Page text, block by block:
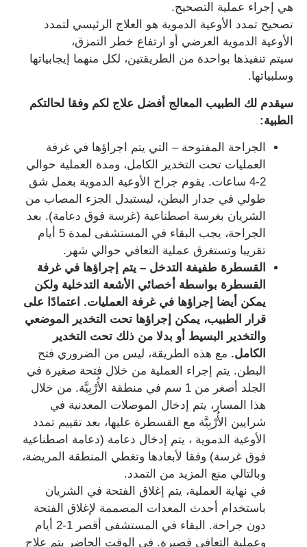
هي إجراء عملية التصحيح.
تصحيح تمدد الأوعية الدموية هو العلاج الرئيسي لتمدد
الأوعية الدموية العرضي أو ارتفاع خطر التمزق،
سيتم تنفيذها بواحدة من الطريقتين، لكل منهما إيجابياتها
وسلبياتها.
سيقدم لك الطبيب المعالج أفضل علاج لكم وفقا لحالتكم
الطبية:
الجراحة المفتوحة – التي يتم اجراؤها في غرفة
العمليات تحت التخدير الكامل، ومدة العملية حوالي
2-4 ساعات. يقوم جراح الأوعية الدموية بعمل شق
طولي في جدار البطن، ليستبدل الجزء المصاب من
الشريان بغرسة اصطناعية (غرسة فوق دعامة). بعد
الجراحة، يجب البقاء في المستشفى لمدة 5 أيام
تقريبا وتستغرق عملية التعافي حوالي شهر.
القسطرة طفيفة التدخل – يتم إجراؤها في غرفة
القسطرة بواسطة أخصائي الأشعة التدخلية ولكن
يمكن أيضا إجراؤها في غرفة العمليات. اعتمادًا على
قرار الطبيب، يمكن إجراؤها تحت التخدير الموضعي
والتخدير البسيط أو بدلا من ذلك تحت التخدير
الكامل. مع هذه الطريقة، ليس من الضروري فتح
البطن. يتم إجراء العملية من خلال فتحة صغيرة في
الجلد أصغر من 1 سم في منطقة الأُرْبِيَّة. من خلال
هذا المسار، يتم إدخال الموصلات المعدنية في
شرايين الأُرْبِيَّة مع القسطرة عليها، بعد تقييم تمدد
الأوعية الدموية ، يتم إدخال دعامة (دعامة اصطناعية
فوق غرسة) وفقا لأبعادها وتغطي المنطقة المريضة،
وبالتالي منع المزيد من التمدد.
في نهاية العملية، يتم إغلاق الفتحة في الشريان
باستخدام أحدث المعدات المصممة لإغلاق الفتحة
دون جراحة. البقاء في المستشفى أقصر 1-2 أيام
وعملية التعافي قصيرة. في الوقت الحاضر يتم علاج